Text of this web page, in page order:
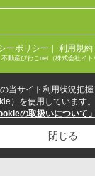
ーポリシー ｜ 利用規約
動産びわこnet（株式会社イ
当サイト利用状況把
）を使用しています。
の取扱いについて」
閉じる